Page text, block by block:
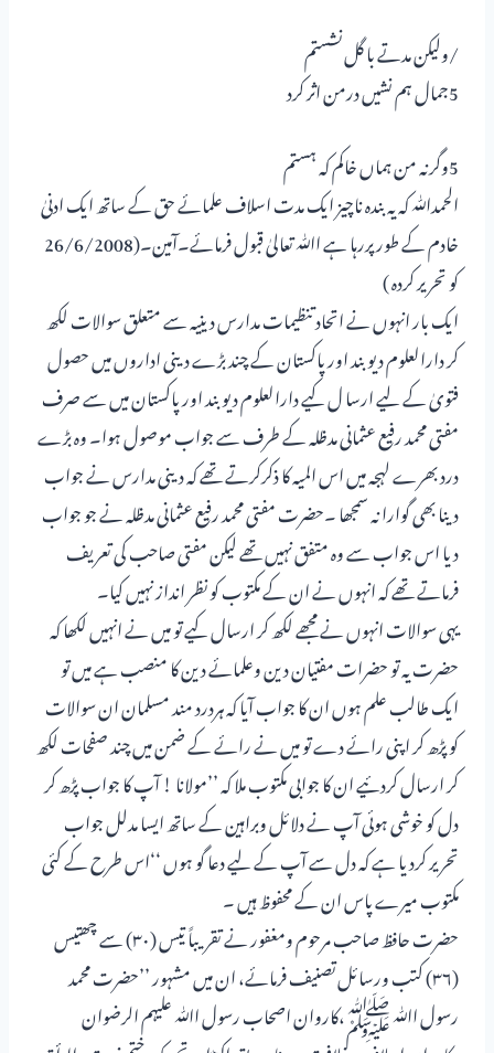
/ولیکن مدتے با گل نشستم
5جمال ہم نشیں درمن اثر کرد
5وگرنہ من ہماں خاکم کہ ہستم
الحمدﷲ کہ یہ بندہ ناچیز ایک مدت اسلاف علمائے حق کے ساتھ ایک ادنیٰ
خادم کے طور پررہا ہے اﷲ تعالیٰ قبول فرمائے۔آمین۔(26/6/2008
کو تحریر کردہ )
ایک بار انہوں نے اتحاد تنظیمات مدارس دینیہ سے متعلق سوالات لکھ
کر دارالعلوم دیوبند اور پاکستان کے چند بڑے دینی اداروں میں حصول
فتویٰ کے لیے ارسا ل کیے دارالعلوم دیوبند اور پاکستان میں سے صرف
مفتی محمد رفیع عثمانی مدظلہ کے طرف سے جواب موصول ہوا۔ وہ بڑے
درد بھرے لہجہ میں اس المیہ کا ذکرکرتے تھے کہ دینی مدارس نے جواب
دینا بھی گوارا نہ سمجھا ۔حضرت مفتی محمد رفیع عثمانی مدظلہ نے جو جواب
دیا اس جواب سے وہ متفق نہیں تھے لیکن مفتی صاحب کی تعریف
فرماتے تھے کہ انہوں نے ان کے مکتوب کو نظر انداز نہیں کیا۔
یہی سوالات انہوں نے مجھے لکھ کر ارسال کیے تو میں نے انہیں لکھا کہ
حضرت یہ تو حضرات مفتیان دین وعلمائے دین کا منصب ہے میں تو
ایک طالب علم ہوں ان کا جواب آیا کہ ہردرد مند مسلمان ان سوالات
کو پڑھ کر اپنی رائے دے تو میں نے رائے کے ضمن میں چند صفحات لکھ
کر ارسال کردئیے ان کا جوابی مکتوب ملا کہ ’’مولانا ! آپ کا جواب پڑھ کر
دل کو خوشی ہوئی آپ نے دلائل وبراہین کے ساتھ ایسا مدلل جواب
تحریر کردیا ہے کہ دل سے آپ کے لیے دعا گو ہوں ‘‘اس طرح کے کئی
مکتوب میرے پاس ان کے محفوظ ہیں ۔
حضرت حافظ صاحب مرحوم ومغفور نے تقریباً تیس (۳۰) سے چھتیس
(۳۶) کتب ورسائل تصنیف فرمائے، ان میں مشہور ’’حضرت محمد
رسول اﷲ ﷺ،کاروان اصحاب رسول اﷲ علیہم الرضوان